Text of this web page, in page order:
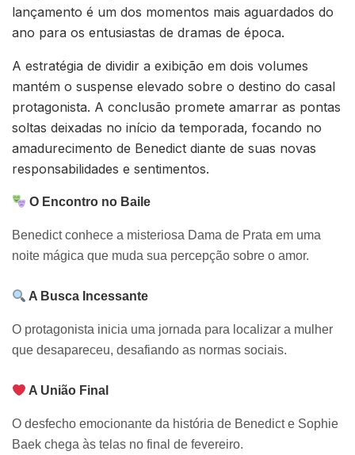
lançamento é um dos momentos mais aguardados do
ano para os entusiastas de dramas de época.
A estratégia de dividir a exibição em dois volumes
mantém o suspense elevado sobre o destino do casal
protagonista. A conclusão promete amarrar as pontas
soltas deixadas no início da temporada, focando no
amadurecimento de Benedict diante de suas novas
responsabilidades e sentimentos.
O Encontro no Baile
Benedict conhece a misteriosa Dama de Prata em uma
noite mágica que muda sua percepção sobre o amor.
A Busca Incessante
O protagonista inicia uma jornada para localizar a mulher
que desapareceu, desafiando as normas sociais.
A União Final
O desfecho emocionante da história de Benedict e Sophie
Baek chega às telas no final de fevereiro.